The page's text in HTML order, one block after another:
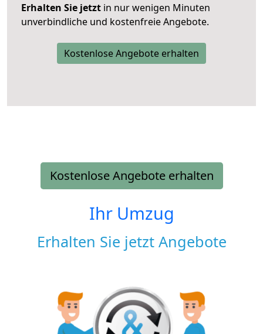
Erhalten Sie jetzt in nur wenigen Minuten
unverbindliche und kostenfreie Angebote.
Kostenlose Angebote erhalten
Kostenlose Angebote erhalten
Ihr Umzug
Erhalten Sie jetzt Angebote